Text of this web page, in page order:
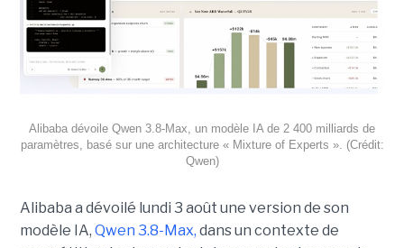
Alibaba dévoile Qwen 3.8-Max, un modèle IA de 2 400 milliards de
paramètres, basé sur une architecture « Mixture of Experts ». (Crédit:
Qwen)
Alibaba a dévoilé lundi 3 août une version de son
modèle IA, Qwen 3.8-Max, dans un contexte de